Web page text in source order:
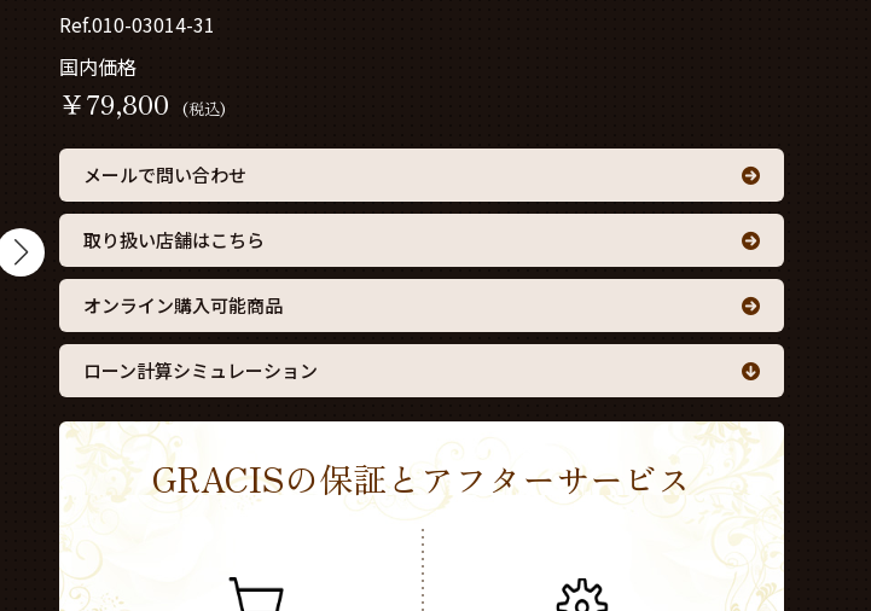
Ref.010-03014-31
国内価格
￥79,800 (税込)
メールで問い合わせ
取り扱い店舗はこちら
オンライン購入可能商品
ローン計算シミュレーション
GRACISの保証とアフターサービス